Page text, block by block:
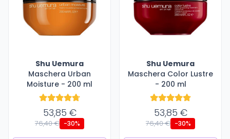
Shu Uemura
Maschera Urban
Moisture - 200 ml
53,85 €
76,40 € -30%
Shu Uemura
Maschera Color Lustre
- 200 ml
53,85 €
76,40 € -30%